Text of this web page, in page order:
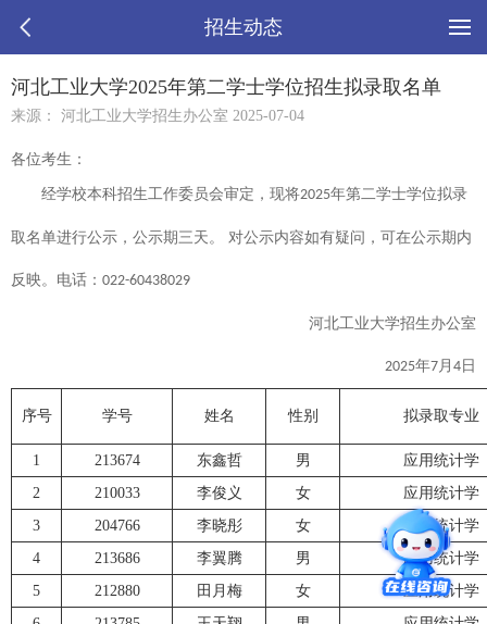
招生动态
河北工业大学2025年第二学士学位招生拟录取名单
来源： 河北工业大学招生办公室 2025-07-04
各位考生：
经学校本科招生工作委员会审定，现将2025年第二学士学位拟录
取名单进行公示，公示期三天。 对公示内容如有疑问，可在公示期内
反映。 电话： 022-60438029
河北工业大学招生办公室
2025年7月 4 日
序号 学号 姓名 性别 拟录取专业
1 213674 东鑫哲 男
应用统计学
2
210033 李俊义 女
应用统计学
3
204766 李晓彤 女
应用统计学
4
213686 李翼腾 男
应用统计学
5
212880 田月梅 女
应用统计学